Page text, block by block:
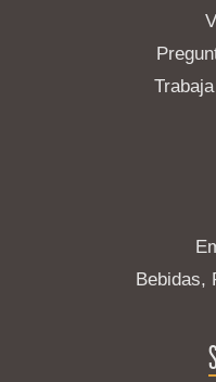
Bebidas,